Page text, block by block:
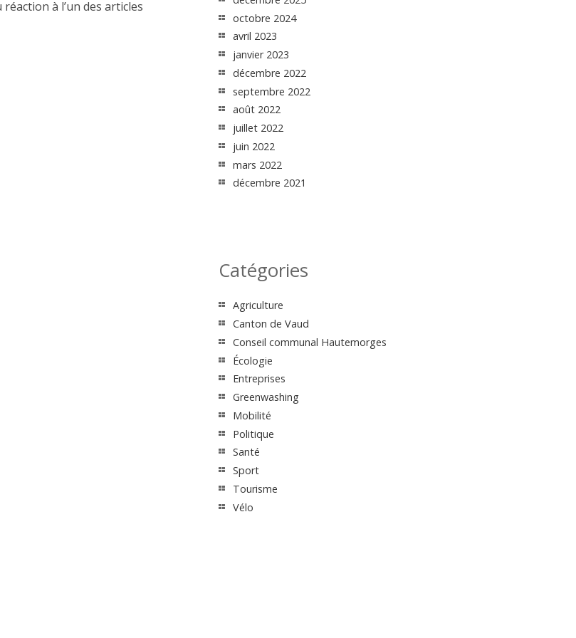
à l’un des articles
octobre 2024
avril 2023
janvier 2023
décembre 2022
septembre 2022
août 2022
juillet 2022
juin 2022
mars 2022
décembre 2021
Catégories
Agriculture
Canton de Vaud
Conseil communal Hautemorges
Écologie
Entreprises
Greenwashing
Mobilité
Politique
Santé
Sport
Tourisme
Vélo